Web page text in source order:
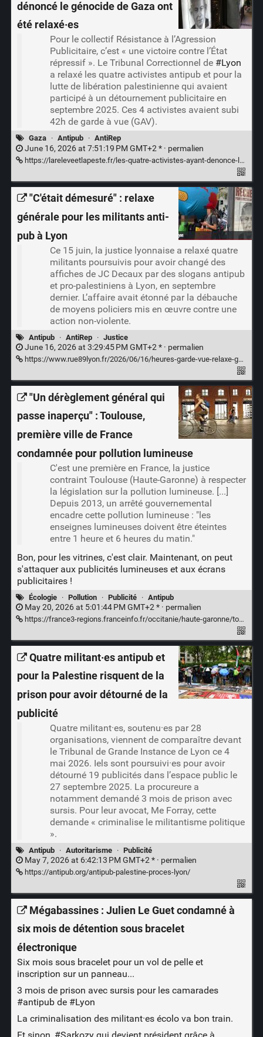
dénoncé le génocide de Gaza ont
été relaxé·es
Pour le collectif Résistance à l’Agression
Publicitaire, c’est « une victoire contre l’État
répressif ». Le Tribunal Correctionnel de #Lyon
a relaxé les quatre activistes antipub et pour la
lutte de libération palestinienne qui avaient
participé à un détournement publicitaire en
septembre 2025. Ces 4 activistes avaient subi
42h de garde à vue (GAV).
Gaza · Antipub · AntiRep
June 16, 2026 at 7:51:19 PM GMT+2 * · permalien
https://lareleveetlapeste.fr/les-quatre-activistes-ayant-denonce-le-genocide-de-gaza-ont-ete-relaxe%c2%b7es/
"C'était démesuré" : relaxe
générale pour les militants anti-
pub à Lyon
Ce 15 juin, la justice lyonnaise a relaxé quatre
militants poursuivis pour avoir changé des
affiches de JC Decaux par des slogans antipub
et pro-palestiniens à Lyon, en septembre
dernier. L’affaire avait étonné par la débauche
de moyens policiers mis en œuvre contre une
action non-violente.
Antipub · AntiRep · Justice
June 16, 2026 at 3:29:45 PM GMT+2 * · permalien
https://www.rue89lyon.fr/2026/06/16/heures-garde-vue-relaxe-generale-pour-militants-anti-pub-lyon/
"Un dérèglement général qui
passe inaperçu" : Toulouse,
première ville de France
condamnée pour pollution lumineuse
C'est une première en France, la justice
contraint Toulouse (Haute-Garonne) à respecter
la législation sur la pollution lumineuse. [...]
Depuis 2013, un arrêté gouvernemental
encadre cette pollution lumineuse : "les
enseignes lumineuses doivent être éteintes
entre 1 heure et 6 heures du matin."
Bon, pour les vitrines, c'est clair. Maintenant, on peut
s'attaquer aux publicités lumineuses et aux écrans
publicitaires !
Écologie · Pollution · Publicité · Antipub
May 20, 2026 at 5:01:44 PM GMT+2 * · permalien
https://france3-regions.franceinfo.fr/occitanie/haute-garonne/toulouse/un-dereglement-general-qui-passe-inapercu-toulouse-premiere-ville-de-france-condamnee-pour-pollution-lumineuse-3353938.html
Quatre militant·es antipub et
pour la Palestine risquent de la
prison pour avoir détourné de la
publicité
Quatre militant·es, soutenu·es par 28
organisations, viennent de comparaître devant
le Tribunal de Grande Instance de Lyon ce 4
mai 2026. Iels sont poursuivi·es pour avoir
détourné 19 publicités dans l’espace public le
27 septembre 2025. La procureure a
notamment demandé 3 mois de prison avec
sursis. Pour leur avocat, Me Forray, cette
demande « criminalise le militantisme politique
».
Antipub · Autoritarisme · Publicité
May 7, 2026 at 6:42:13 PM GMT+2 * · permalien
https://antipub.org/antipub-palestine-proces-lyon/
Mégabassines : Julien Le Guet condamné à
six mois de détention sous bracelet
électronique
Six mois sous bracelet pour un vol de pelle et
inscription sur un panneau...
3 mois de prison avec sursis pour les camarades
#antipubde #Lyon
La criminalisation des militant·es écolo va bon train.